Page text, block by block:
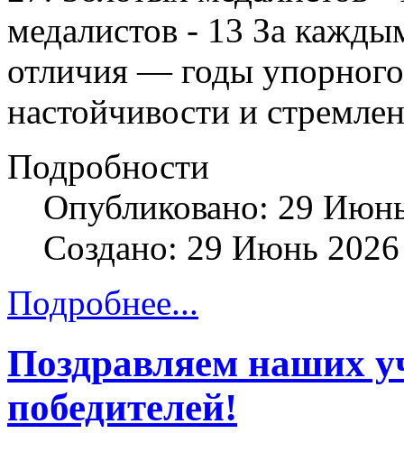
медалистов - 13 За
отличия — годы
настойчивости и
Подробности
Опубликовано: 29
Создано: 29 Июнь 2026
Подробнее...
Поздравляем наших
победителей!